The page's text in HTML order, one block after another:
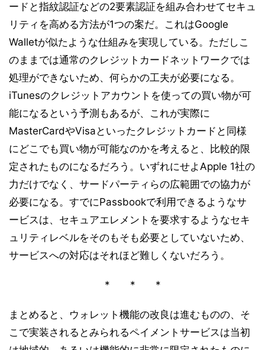
ードと指紋認証などの2要素認証を組み合わせてセキュ
リティを高める方法が1つの案だ。これはGoogle
Walletが似たような仕組みを実現している。ただしこ
のままでは通常のクレジットカードネットワークでは
処理ができないため、何らかの工夫が必要になる。
iTunesのクレジットアカウントを使っての買い物が可
能になるという予測もあるが、これが実際に
MasterCardやVisaといったクレジットカードと同様
にどこでも買い物が可能なのかを考えると、比較的限
定されたものになるだろう。いずれにせよApple 1社の
力だけでなく、サードパーティらの広範囲での協力が
必要になる。すでにPassbookで利用できるようなサ
ービスは、セキュアエレメントを要求するようなセキ
ュリティレベルをそのもそも必要としていないため、
サービスへの対応はそれほど難しくないだろう。
* * *
まとめると、ウォレット機能の改良は進むものの、そ
こで実装されるとみられるペイメントサービスは当初